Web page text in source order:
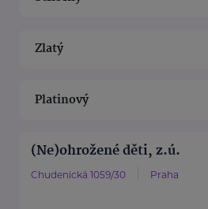
Zlatý
Platinový
(Ne)ohrožené děti, z.ú.
Chudenická 1059/30 Praha